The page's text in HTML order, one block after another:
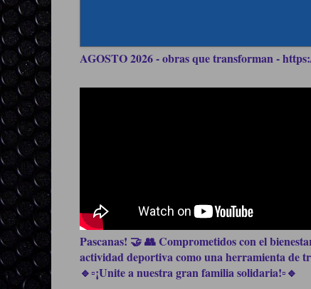
AGOSTO 2026 - obras que transforman -
Pascanas! 🤝 👥 Comprometidos con el
actividad deportiva como una herramienta de
🔹▫️¡Unite a nuestra gran familia solidaria!▫️🔹